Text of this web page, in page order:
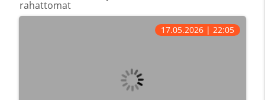
rahattomat
17.05.2026 | 22:05